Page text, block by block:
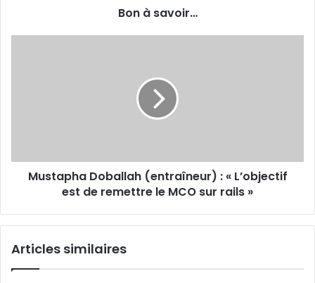
Bon à savoir…
remettre
Mustapha Doballah (entraîneur) : « L’objectif
est de remettre le MCO sur rails »
Articles similaires